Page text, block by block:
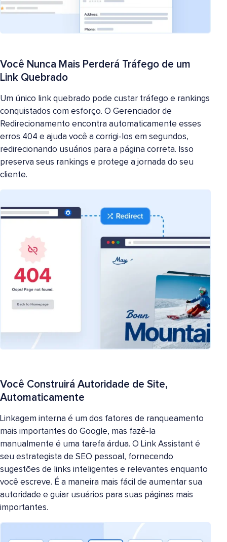
Você Nunca Mais Perderá Tráfego de um
Link Quebrado
Um único link quebrado pode custar tráfego e rankings
conquistados com esforço. O Gerenciador de
Redirecionamento encontra automaticamente esses
erros 404 e ajuda você a corrigi-los em segundos,
redirecionando usuários para a página correta. Isso
preserva seus rankings e protege a jornada do seu
cliente.
Você Construirá Autoridade de Site,
Automaticamente
Linkagem interna é um dos fatores de ranqueamento
mais importantes do Google, mas fazê-la
manualmente é uma tarefa árdua. O Link Assistant é
seu estrategista de SEO pessoal, fornecendo
sugestões de links inteligentes e relevantes enquanto
você escreve. É a maneira mais fácil de aumentar sua
autoridade e guiar usuários para suas páginas mais
importantes.